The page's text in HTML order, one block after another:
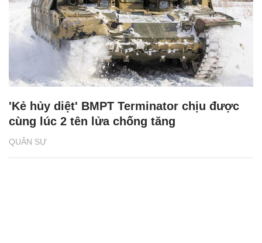
QUÂN SỰ
'Kẻ hủy diệt' BMPT Terminator chịu được
cùng lúc 2 tên lửa chống tăng